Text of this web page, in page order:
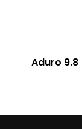
Aduro 9.8